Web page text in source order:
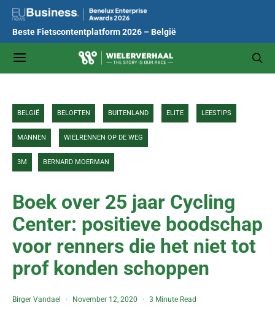
Beste Fietscontentplatform 2026 – België
BELGIË BELOFTEN BUITENLAND ELITE LEESTIPS
MANNEN WIELRENNEN OP DE WEG
3M BERNARD MOERMAN
Boek over 25 jaar Cycling
Center: positieve boodschap
voor renners die het niet tot
prof konden schoppen
Birger Vandael November 12, 2020 3 Minute Read